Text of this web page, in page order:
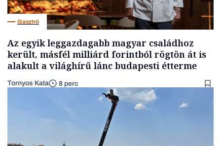
Gasztró
Az egyik leggazdagabb magyar családhoz
került, másfél milliárd forintból rögtön át is
alakult a világhírű lánc budapesti étterme
Tornyos Kata 8 perc